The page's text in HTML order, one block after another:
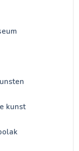
kunst